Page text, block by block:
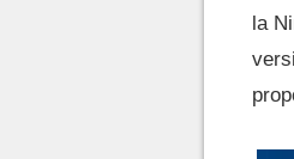
la